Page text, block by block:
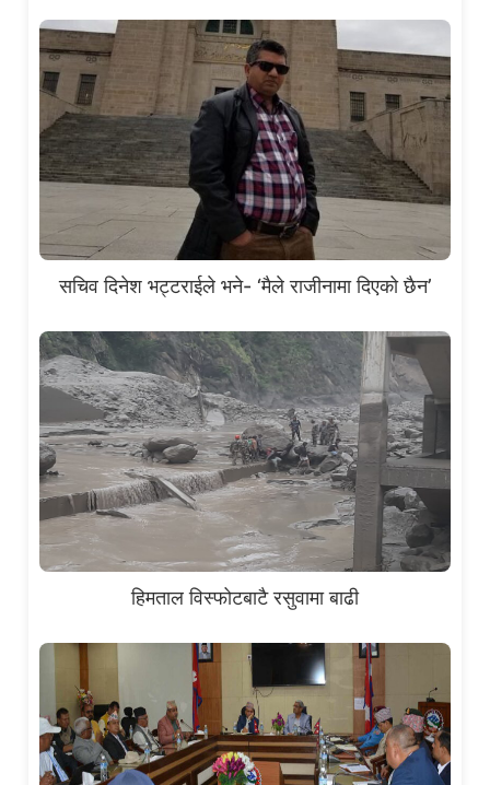
सचिव दिनेश भट्टराईले भने- ‘मैले राजीनामा दिएको छैन’
हिमताल विस्फोटबाटै रसुवामा बाढी